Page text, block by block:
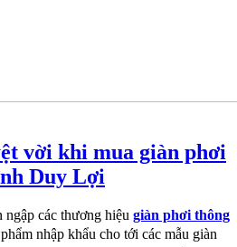
vời khi mua giàn phơi
Duy Lợi
các thương hiệu giàn phơi thông
phẩm nhập khẩu cho tới các mẫu giàn